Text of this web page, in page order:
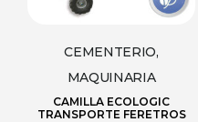
CEMENTERIO,
MAQUINARIA
CAMILLA ECOLOGIC
TRANSPORTE FERETROS